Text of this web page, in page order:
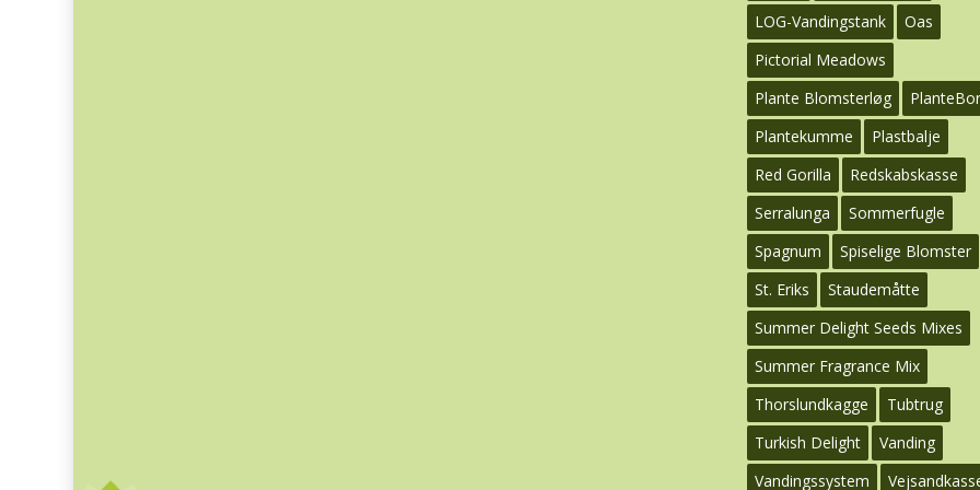
LOG-Vandingstank
Oas
Pictorial Meadows
Plante Blomsterløg
Plantekumme
Plastbalje
Red Gorilla
Redskabskasse
Serralunga
Sommerfugle
Spagnum
Spiselige Blomster
St. Eriks
Staudemåtte
Summer Delight Seeds Mixes
Summer Fragrance Mix
Thorslundkagge
Tubtrug
Turkish Delight
Vanding
Vandingssystem